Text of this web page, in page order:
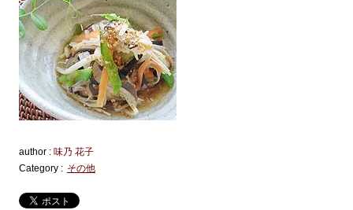
author : 味乃 花子
Category : その他